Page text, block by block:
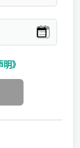
》